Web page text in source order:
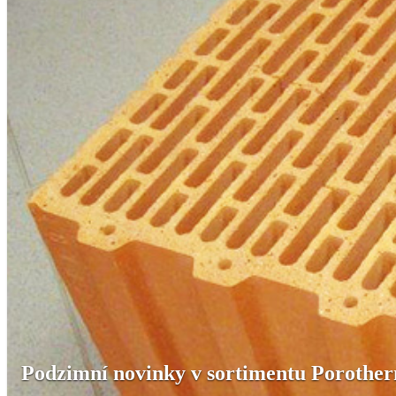
Podzimní novinky v sortimentu